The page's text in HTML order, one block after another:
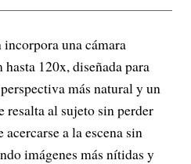
una cámara
120x, diseñada para
más natural y un
resalta al sujeto sin perder
a la escena sin
imágenes más nítidas y